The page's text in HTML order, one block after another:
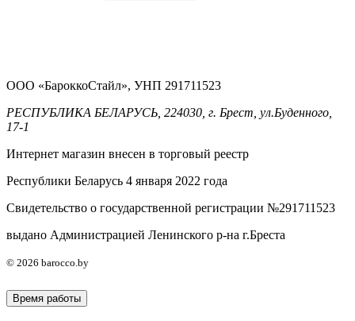
ООО «БароккоСтайл», УНП 291711523
РЕСПУБЛИКА БЕЛАРУСЬ, 224030, г. Брест, ул.Буденного,
17-1
Интернет магазин внесен в торговый реестр
Республики Беларусь 4 января 2022 года
Свидетельство о государственной регистрации №291711523
выдано Администрацией Ленинского р-на г.Бреста
© 2026 barocco.by
Время работы